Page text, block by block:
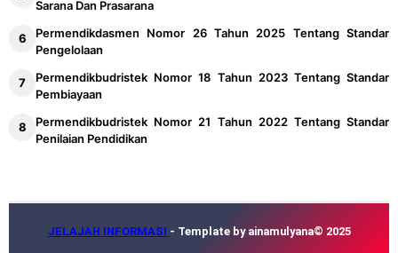
Sarana Dan Prasarana
Permendikdasmen Nomor 26 Tahun 2025 Tentang Standar
Pengelolaan
Permendikbudristek Nomor 18 Tahun 2023 Tentang Standar
Pembiayaan
Permendikbudristek Nomor 21 Tahun 2022 Tentang Standar
Penilaian Pendidikan
JELAJAH INFORMASI - Template by ainamulyana© 2025